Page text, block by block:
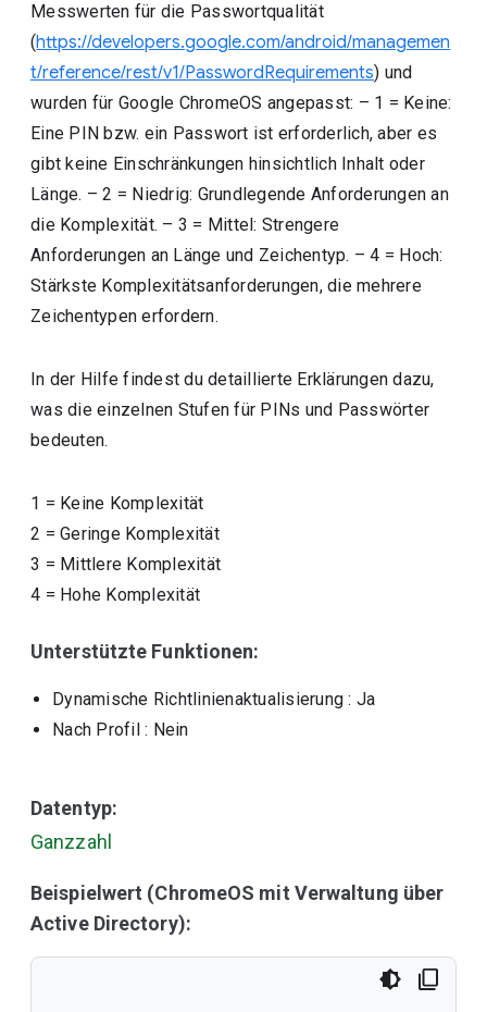
Messwerten für die Passwortqualität
(https://developers.google.com/android/managemen
t/reference/rest/v1/PasswordRequirements) und
wurden für Google ChromeOS angepasst: – 1 = Keine:
Eine PIN bzw. ein Passwort ist erforderlich, aber es
gibt keine Einschränkungen hinsichtlich Inhalt oder
Länge. – 2 = Niedrig: Grundlegende Anforderungen an
die Komplexität. – 3 = Mittel: Strengere
Anforderungen an Länge und Zeichentyp. – 4 = Hoch:
Stärkste Komplexitätsanforderungen, die mehrere
Zeichentypen erfordern.
In der Hilfe findest du detaillierte Erklärungen dazu,
was die einzelnen Stufen für PINs und Passwörter
bedeuten.
1 = Keine Komplexität
2 =Geringe Komplexität
3 = Mittlere Komplexität
4 = Hohe Komplexität
Unterstützte Funktionen:
Dynamische Richtlinienaktualisierung : Ja
Nach Profil : Nein
Datentyp:
Ganzzahl
Beispielwert (ChromeOS mit Verwaltung über
Active Directory):